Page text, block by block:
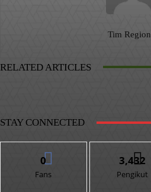
Tim
RELATED ARTICLES
STAY CONNECTED
0
Fans
3,432
Pengikut